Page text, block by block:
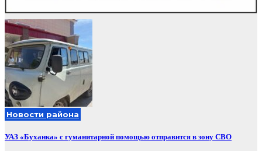
Новости района
УАЗ «Буханка» с гуманитарной помощью отправится в зону СВО